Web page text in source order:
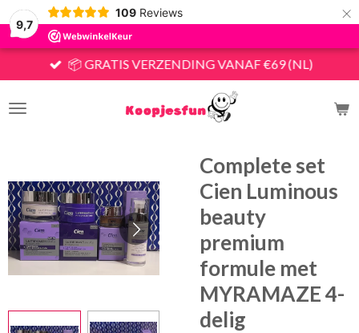
9,7
109 Reviews ×
📦 GRATIS VERZENDING VANAF €69 (NL)
Complete set
Cien Luminous
beauty
premium
formule met
MYRAMAZE 4-
delig